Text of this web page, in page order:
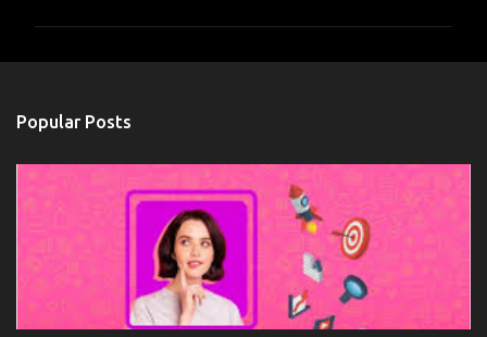
s
Popular Posts